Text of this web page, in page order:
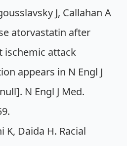
J, Callahan A
atorvastatin after
ischemic attack
appears in N Engl J
N Engl J Med.
K, Daida H. Racial